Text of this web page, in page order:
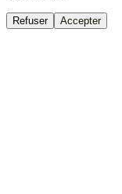
Refuser Accepter